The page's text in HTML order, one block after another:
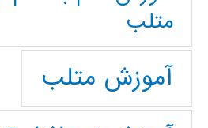
متلب
آموزش متلب